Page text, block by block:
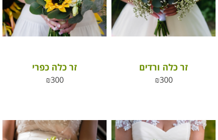
זר כלה ורדים
₪300
זר כלה כפרי
₪300